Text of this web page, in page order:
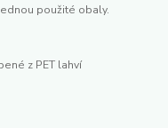
použité obaly.
z PET lahví